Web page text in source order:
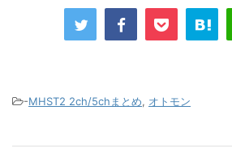
-MHST2 2ch/5chまとめ, オトモン